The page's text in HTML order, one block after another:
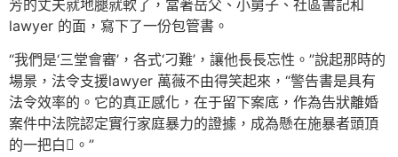
芳的丈夫就地腿就軟了，當著岳父、小舅子、社區書記和
lawyer 的面，寫下了一份包管書。
“我們是‘三堂會審’，各式‘刁難’，讓他長長忘性。”說起那時的
場景，法令支援lawyer 萬薇不由得笑起來，“警告書是具有
法令效率的。它的真正感化，在于留下案底，作為告狀離婚
案件中法院認定實行家庭暴力的證據，成為懸在施暴者頭頂
的一把白。”